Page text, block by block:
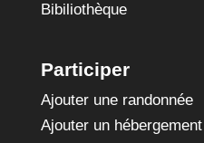
Bibiliothèque
Participer
Ajouter une randonnée
Ajouter un hébergement